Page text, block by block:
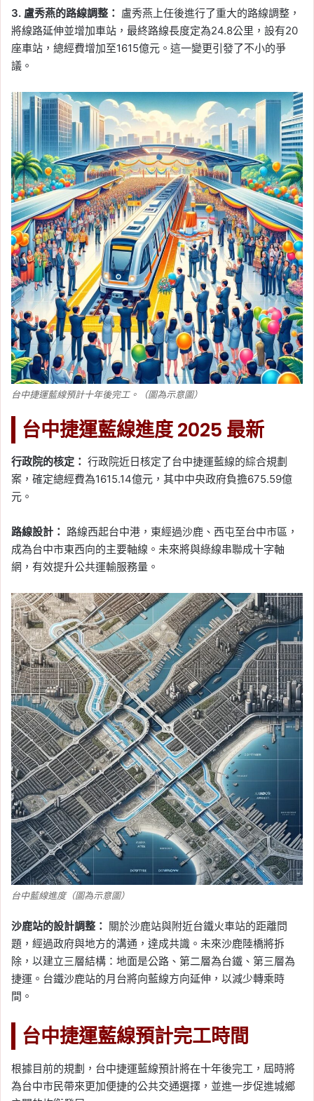
3. 盧秀燕的路線調整： 盧秀燕上任後進行了重大的路線調整，
將線路延伸並增加車站，最終路線長度定為24.8公里，設有20
座車站，總經費增加至1615億元。這一變更引發了不小的爭
議。
台中捷運藍線預計十年後完工。（圖為示意圖）
台中捷運藍線進度 2025 最新
行政院的核定： 行政院近日核定了台中捷運藍線的綜合規劃
案，確定總經費為1615.14億元，其中中央政府負擔675.59億
元。
路線設計： 路線西起台中港，東經過沙鹿、西屯至台中市區，
成為台中市東西向的主要軸線。未來將與綠線串聯成十字軸
網，有效提升公共運輸服務量。
台中藍線進度（圖為示意圖）
沙鹿站的設計調整： 關於沙鹿站與附近台鐵火車站的距離問
題，經過政府與地方的溝通，達成共識。未來沙鹿陸橋將拆
除，以建立三層結構：地面是公路、第二層為台鐵、第三層為
捷運。台鐵沙鹿站的月台將向藍線方向延伸，以減少轉乘時
間。
台中捷運藍線預計完工時間
根據目前的規劃，台中捷運藍線預計將在十年後完工，屆時將
為台中市民帶來更加便捷的公共交通選擇，並進一步促進城鄉